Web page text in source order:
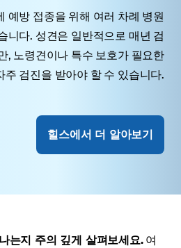
예방 접종을 위해 여러 차례 병원
니다. 성견은 일반적으로 매년 검
, 노령견이나 특수 보호가 필요한
주 검진을 받아야 할 수 있습니다.
힐스에서 더 알아보기
는지 주의 깊게 살펴보세요.여